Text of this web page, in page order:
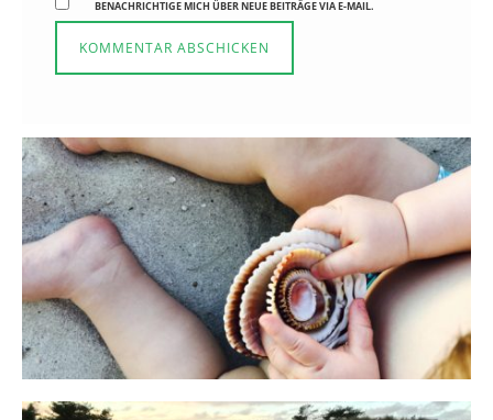
BENACHRICHTIGE MICH ÜBER NEUE BEITRÄGE VIA E-MAIL.
Reisen in der Elternzeit
16. SEPTEMBER 2019